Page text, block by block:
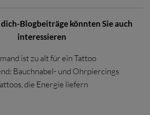
Blogbeiträge könnten Sie auch
interessieren
ist zu alt für ein Tattoo
Bauchnabel- und Ohrpiercings
die Energie liefern